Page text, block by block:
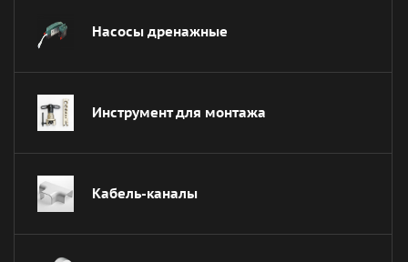
Насосы дренажные
Инструмент для монтажа
Кабель-каналы